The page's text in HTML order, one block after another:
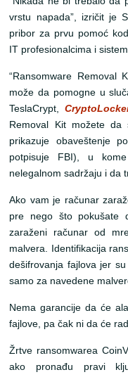
vrstu napada”, izričit je
pribor za prvu pomoć
IT profesionalcima i
“Ransomware Removal
može da pomogne u
TeslaCrypt,
Removal Kit možete da
prikazuje obaveštenje
potpisuje FBI), u
nelegalnom sadržaju i da
Ako vam je računar
pre nego što pokušate
zaraženi računar od
malvera. Identifikacija
dešifrovanja fajlova jer
samo za navedene
Nema garancije da će
fajlove, pa čak ni da će
Žrtve ransomwarea
ako pronađu pravi